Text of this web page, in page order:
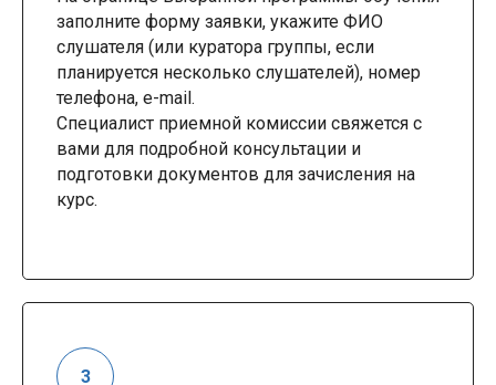
заполните форму заявки, укажите ФИО
слушателя (или куратора группы, если
планируется несколько слушателей), номер
телефона, e-mail.
Специалист приемной комиссии свяжется с
вами для подробной консультации и
подготовки документов для зачисления на
курс.